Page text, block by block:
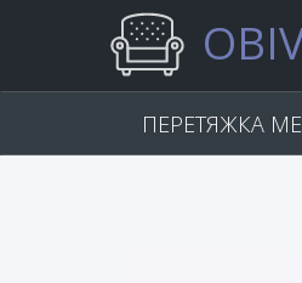
ПЕРЕТЯЖКА